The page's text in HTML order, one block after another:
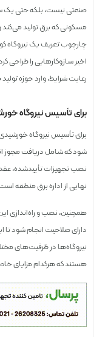
صنعتی نیست، بلکه حتی
مسکونی که برق تولید می‌کند
چارچوب تعریف یک نیروگاه
اخیر سازوکارهایی را طراحی
رعایت شرایط، وارد حوزه
برای تأسیس نیروگاه
برای تأسیس نیروگاه
شود که شامل دریافت مجوز
نصب تجهیزات تأییدشده،
نهایی از اداره برق منطقه
همچنین، نصب و راه‌اندازی
دارای صلاحیت انجام شود
نیروگاه‌ها در ظرفیت‌های
هستند که هرکدام مزایای